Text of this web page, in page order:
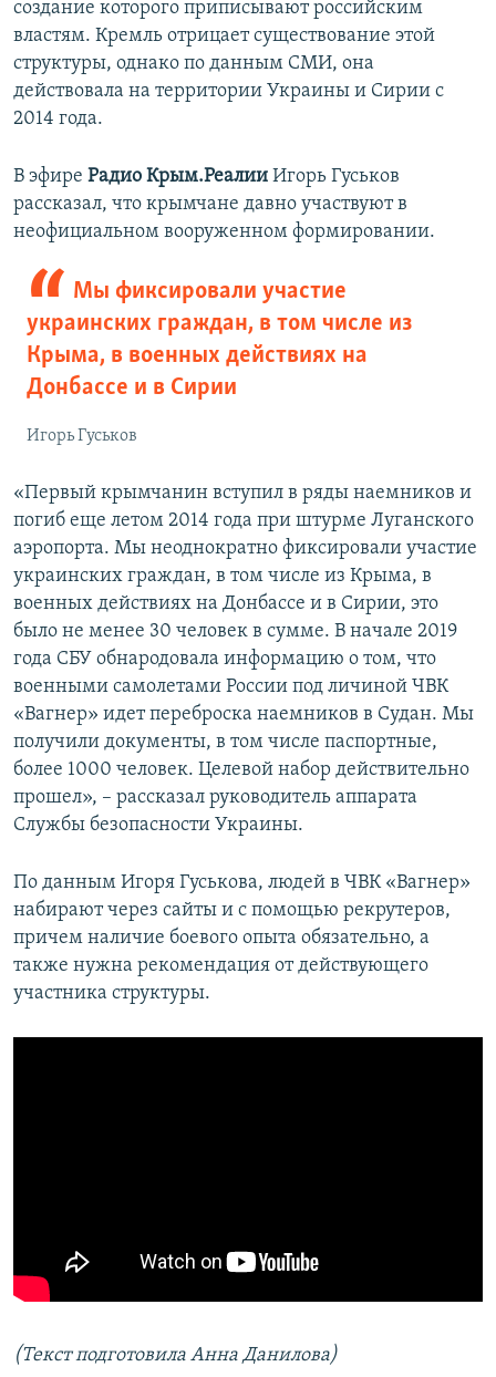
создание которого приписывают российским
властям. Кремль отрицает существование этой
структуры, однако по данным СМИ, она
действовала на территории Украины и Сирии с
2014 года.
В эфире Радио Крым.Реалии Игорь Гуськов
рассказал, что крымчане давно участвуют в
неофициальном вооруженном формировании.
Мы фиксировали участие
украинских граждан, в том числе из
Крыма, в военных действиях на
Донбассе и в Сирии
Игорь Гуськов
«Первый крымчанин вступил в ряды наемников и
погиб еще летом 2014 года при штурме Луганского
аэропорта. Мы неоднократно фиксировали участие
украинских граждан, в том числе из Крыма, в
военных действиях на Донбассе и в Сирии, это
было не менее 30 человек в сумме. В начале 2019
года СБУ обнародовала информацию о том, что
военными самолетами России под личиной ЧВК
«Вагнер» идет переброска наемников в Судан. Мы
получили документы, в том числе паспортные,
более 1000 человек. Целевой набор действительно
прошел», – рассказал руководитель аппарата
Службы безопасности Украины.
По данным Игоря Гуськова, людей в ЧВК «Вагнер»
набирают через сайты и с помощью рекрутеров,
причем наличие боевого опыта обязательно, а
также нужна рекомендация от действующего
участника структуры.
(Текст подготовила Анна Данилова)